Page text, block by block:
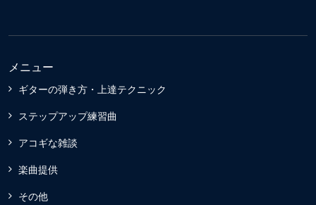
メニュー
ギターの弾き方・上達テクニック
ステップアップ練習曲
アコギな雑談
楽曲提供
その他